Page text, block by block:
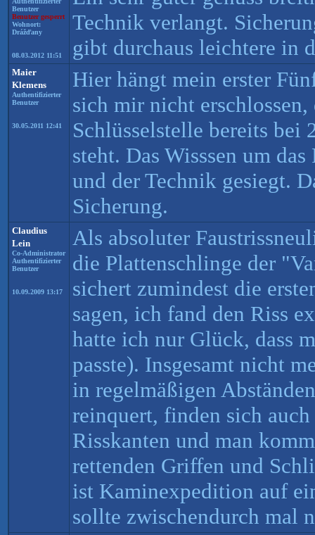
Benutzer
Benutzer gesperrt
Wohnort:
Drážďany
08.03.2012 11:51
Technik verlangt.
gibt durchaus leichtere in
Maier
Klemens
Authentifizierter
Benutzer
30.05.2011 12:41
Hier hängt mein erster
sich mir nicht erschlossen,
Schlüsselstelle bereits bei
steht. Das Wisssen um
und der Technik gesiegt.
Sicherung.
Claudius
Lein
Co-Administrator
Authentifizierter
Benutzer
10.09.2009 13:17
Als absoluter
die Plattenschlinge der
sichert zumindest die
sagen, ich fand den Riss
hatte ich nur Glück, dass
passte). Insgesamt nicht
in regelmäßigen
reinquert, finden sich
Risskanten und man
rettenden Griffen und
ist Kaminexpedition auf
sollte zwischendurch mal